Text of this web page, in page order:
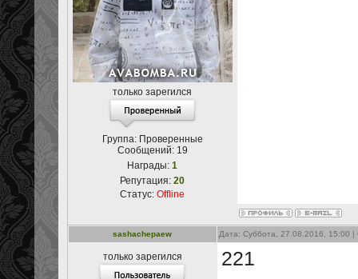
только зарегился
Группа: Проверенные
Сообщений: 19
Награды: 1
Репутация: 20
Статус: Offline
sashachepaew Дата: Суббота, 27.08.2016, 15:00
только зарегился
221